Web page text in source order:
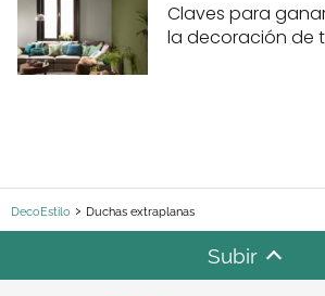
Claves para
la decoración de
DecoEstilo Duchas extraplanas
Subir